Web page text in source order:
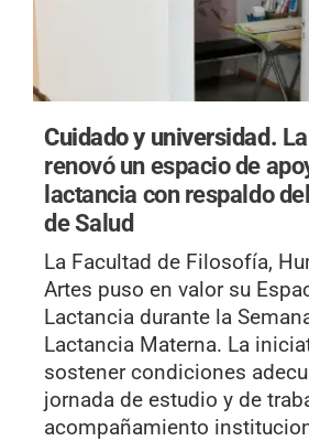
Cuidado y universidad.
renovó un espacio de
lactancia con respaldo
de Salud
La Facultad de Filosofía,
Artes puso en valor su
Lactancia durante la
Lactancia Materna. La
sostener condiciones
jornada de estudio y de
acompañamiento